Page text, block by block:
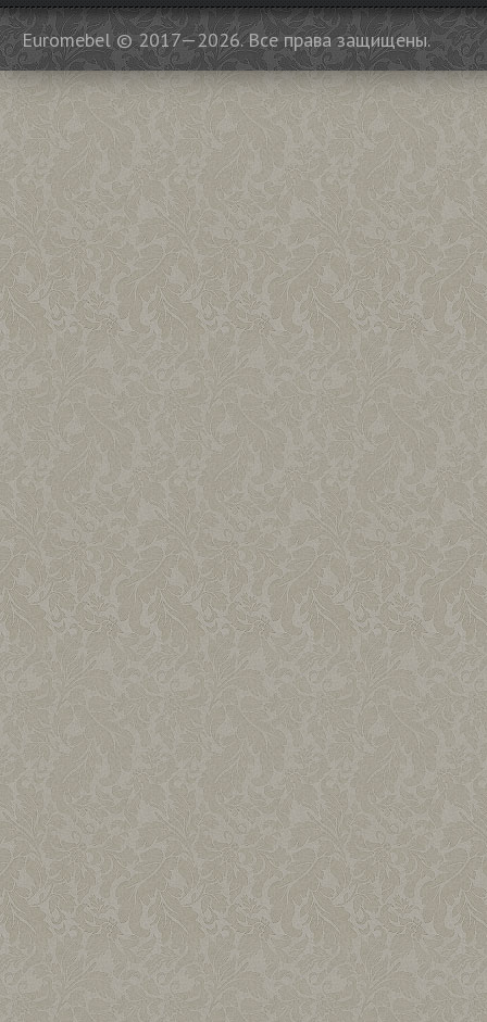
Euromebel © 2017—2026. Все права защищены.